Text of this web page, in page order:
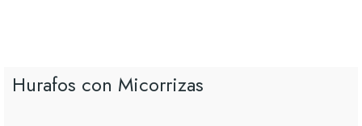
Hurafos con Micorrizas